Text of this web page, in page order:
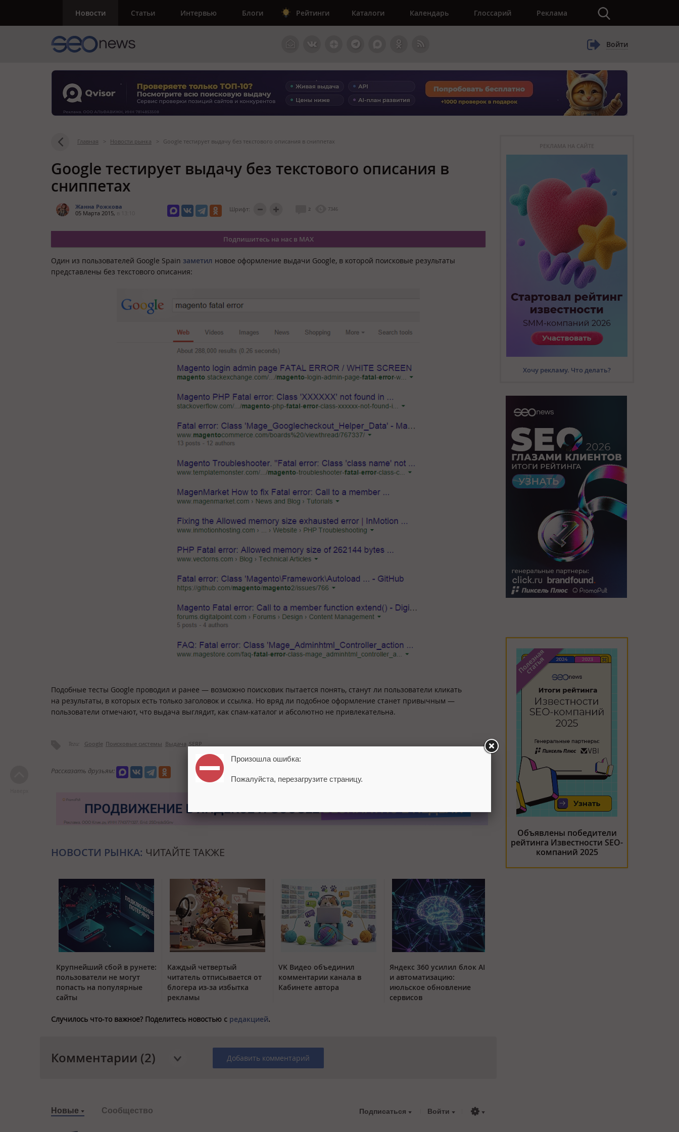
Новости Статьи Интервью Блоги Рейтинги Каталоги Календарь Глоссарий Реклама
Войти
Главная > Новости рынка > Google тестирует выдачу без текстового описания в сниппетах
Google тестирует выдачу без текстового описания в
сниппетах
Жанна Рожкова
05 Марта 2015,
Шрифт: 2 7346
Подпишитесь на нас в MAX
Один из пользователей Google Spain заметил новое оформление выдачи Google, в которой поисковые результаты
представлены без текстового описания:
Подобные тесты Google проводил и ранее — возможно поисковик пытается понять, станут ли пользователи кликать
на результаты, в которых есть только заголовок и ссылка. Но вряд ли подобное оформление станет привычным —
пользователи отмечают, что выдача выглядит, как спам-каталог и абсолютно не привлекательна.
Теги: Google Поисковые системы Выдача SERP
Рассказать друзьям:
НОВОСТИ РЫНКА: ЧИТАЙТЕ ТАКЖЕ
Крупнейший сбой в рунете:
пользователи не могут
попасть на популярные
сайты
Каждый четвертый
читатель отписывается от
блогера из-за избытка
рекламы
VK Видео объединил
комментарии канала в
Кабинете автора
Яндекс 360 усилил блок AI
и автоматизацию:
июльское обновление
сервисов
Случилось что-то важное? Поделитесь новостью с редакцией.
Комментарии (2) Добавить комментарий
Новые Сообщество Подписаться Войти
РЕКЛАМА НА САЙТЕ
Хочу рекламу. Что делать?
Объявлены победители
рейтинга Известности SEO-
компаний 2025
Произошла ошибка:
Пожалуйста, перезагрузите страницу.